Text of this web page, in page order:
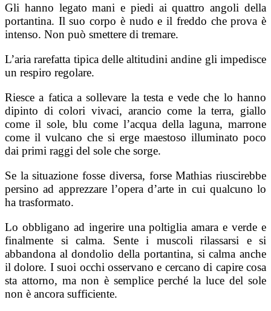
Gli hanno legato mani e piedi ai quattro angoli della
portantina. Il suo corpo è nudo e il freddo che prova è
intenso. Non può smettere di tremare.
L’aria rarefatta tipica delle altitudini andine gli impedisce
un respiro regolare.
Riesce a fatica a sollevare la testa e vede che lo hanno
dipinto di colori vivaci, arancio come la terra, giallo
come il sole, blu come l’acqua della laguna, marrone
come il vulcano che si erge maestoso illuminato poco
dai primi raggi del sole che sorge.
Se la situazione fosse diversa, forse Mathias riuscirebbe
persino ad apprezzare l’opera d’arte in cui qualcuno lo
ha trasformato.
Lo obbligano ad ingerire una poltiglia amara e verde e
finalmente si calma. Sente i muscoli rilassarsi e si
abbandona al dondolio della portantina, si calma anche
il dolore. I suoi occhi osservano e cercano di capire cosa
sta attorno, ma non è semplice perché la luce del sole
non è ancora sufficiente.